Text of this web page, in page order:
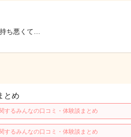
ち悪くて…
とめ
するみんなの口コミ・体験談まとめ
するみんなの口コミ・体験談まとめ